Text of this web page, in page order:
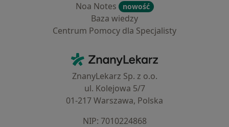
Noa Notes
nowość
Baza wiedzy
Centrum Pomocy dla Specjalisty
ZnanyLekarz - Strona główna
ZnanyLekarz Sp. z o.o.
ul. Kolejowa 5/7
01-217 Warszawa, Polska
NIP: ⁠7010224868